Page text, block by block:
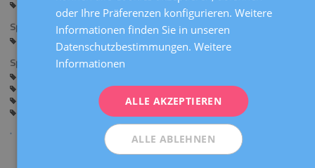
Sprachen:
Spanisch
Englisch
Portugiesisch
Spezialitäten:
Genetische Präimplantationsdiagnostik
Gesamtstudie der Sterilität
Unfruchtbarkeit
Bewahrung der Fruchtbarkeit
DEUTSCH
oder Ihre Präferenzen konfigurieren. Weitere
Informationen finden Sie in unseren
Datenschutzbestimmungen. Weitere
Informationen
ALLE AKZEPTIEREN
ALLE ABLEHNEN